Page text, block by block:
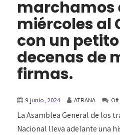
marchamos
miércoles al
con un
decenas de
firmas.
9 junio, 2024 ATRANA Off
La Asamblea General de los
Nacional lleva adelante una